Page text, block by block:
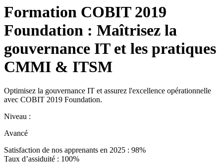
Formation COBIT 2019
Foundation : Maîtrisez la
gouvernance IT et les pratiques
CMMI & ITSM
Optimisez la gouvernance IT et assurez l'excellence opérationnelle
avec COBIT 2019 Foundation.
Niveau :
Avancé
Satisfaction de nos apprenants en 2025 : 98%
Taux d’assiduité : 100%